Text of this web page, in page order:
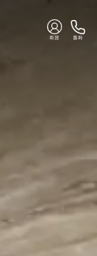
회원 통화